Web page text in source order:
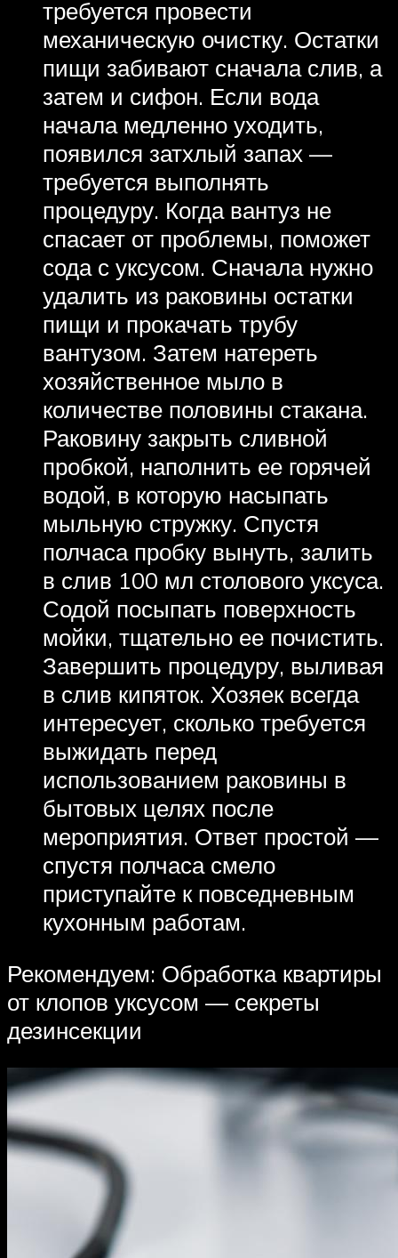
требуется провести
механическую очистку. Остатки
пищи забивают сначала слив, а
затем и сифон. Если вода
начала медленно уходить,
появился затхлый запах —
требуется выполнять
процедуру. Когда вантуз не
спасает от проблемы, поможет
сода с уксусом. Сначала нужно
удалить из раковины остатки
пищи и прокачать трубу
вантузом. Затем натереть
хозяйственное мыло в
количестве половины стакана.
Раковину закрыть сливной
пробкой, наполнить ее горячей
водой, в которую насыпать
мыльную стружку. Спустя
полчаса пробку вынуть, залить
в слив 100 мл столового уксуса.
Содой посыпать поверхность
мойки, тщательно ее почистить.
Завершить процедуру, выливая
в слив кипяток. Хозяек всегда
интересует, сколько требуется
выжидать перед
использованием раковины в
бытовых целях после
мероприятия. Ответ простой —
спустя полчаса смело
приступайте к повседневным
кухонным работам.
Рекомендуем: Обработка квартиры
от клопов уксусом — секреты
дезинсекции